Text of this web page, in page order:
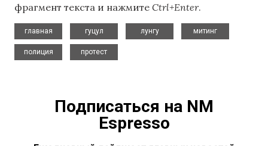
фрагмент текста и нажмите Ctrl+Enter.
главная
гуцул
лунгу
митинг
полиция
протест
Подписаться на NM
Espresso